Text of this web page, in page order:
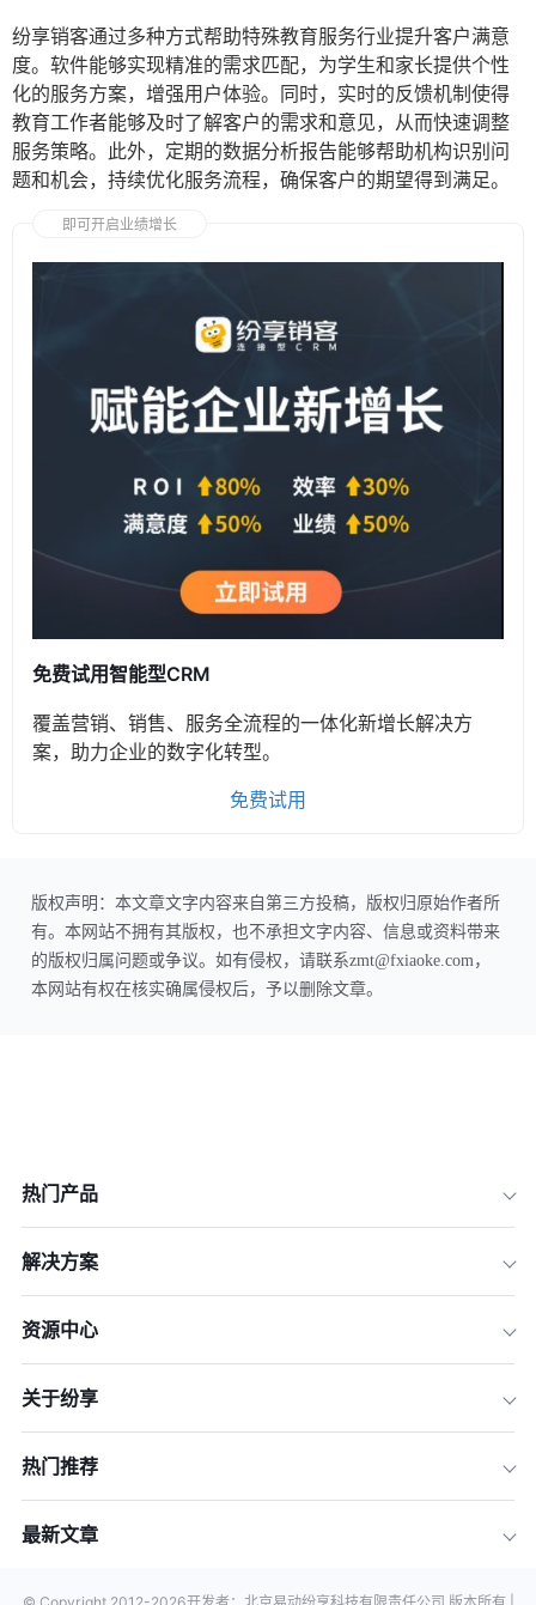
纷享销客通过多种方式帮助特殊教育服务行业提升客户满意
度。软件能够实现精准的需求匹配，为学生和家长提供个性
化的服务方案，增强用户体验。同时，实时的反馈机制使得
教育工作者能够及时了解客户的需求和意见，从而快速调整
服务策略。此外，定期的数据分析报告能够帮助机构识别问
题和机会，持续优化服务流程，确保客户的期望得到满足。
即可开启业绩增长
免费试用智能型CRM
覆盖营销、销售、服务全流程的一体化新增长解决方
案，助力企业的数字化转型。
免费试用
版权声明：本文章文字内容来自第三方投稿，版权归原始作者所
有。本网站不拥有其版权，也不承担文字内容、信息或资料带来
的版权归属问题或争议。如有侵权，请联系zmt@fxiaoke.com，
本网站有权在核实确属侵权后，予以删除文章。
热门产品
解决方案
资源中心
关于纷享
热门推荐
最新文章